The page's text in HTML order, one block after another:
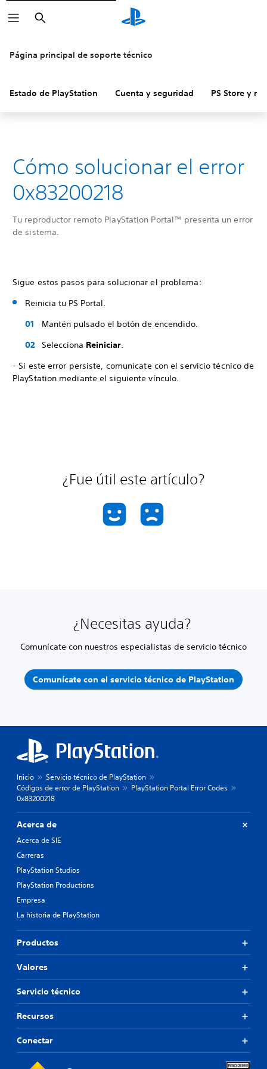
Buscar
Página principal de soporte técnico
Estado de PlayStation Cuenta y seguridad PS Store y
Cómo solucionar el error
0x83200218
Tu reproductor remoto PlayStation Portal™ presenta un error
de sistema.
Sigue estos pasos para solucionar el problema:
Reinicia tu PS Portal.
Mantén pulsado el botón de encendido.
Selecciona Reiniciar.
- Si este error persiste, comunícate con el servicio técnico de
PlayStation mediante el siguiente vínculo.
¿Fue útil este artículo?
¿Necesitas ayuda?
Comunícate con nuestros especialistas de servicio técnico
Comunícate con el servicio técnico de PlayStation
Inicio
Servicio técnico de PlayStation
Códigos de error de PlayStation
PlayStation Portal Error Codes
0x83200218
Acerca de
Acerca de SIE
Carreras
PlayStation Studios
PlayStation Productions
Empresa
La historia de PlayStation
Productos
Valores
Servicio técnico
Recursos
Conectar